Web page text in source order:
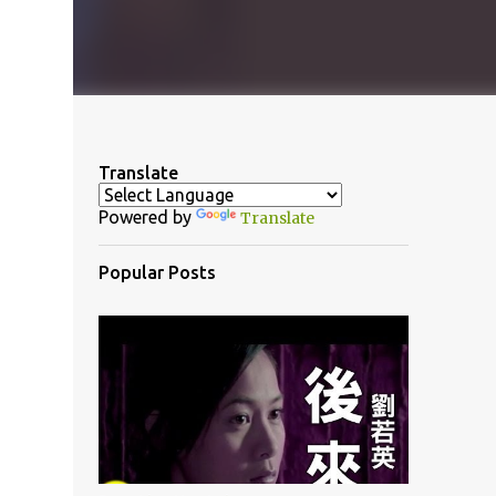
Translate
Powered by Translate
Popular Posts